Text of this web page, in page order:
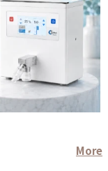
More